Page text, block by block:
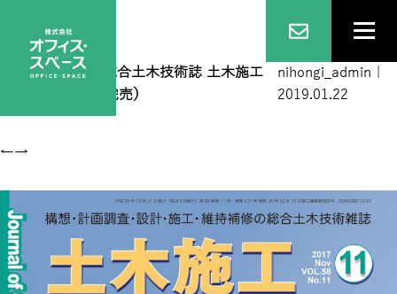
201711表1| ←
総合土木技術誌 土木施工
2017年11月号（完売）
nihongi_admin
2019.01.22
←→